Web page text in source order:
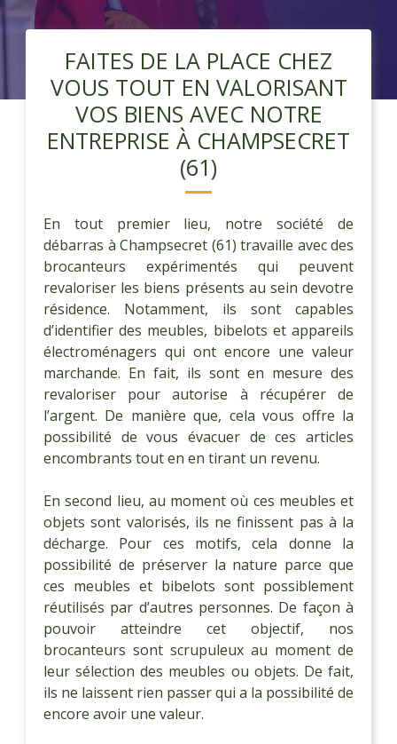
FAITES DE LA PLACE CHEZ
VOUS TOUT EN VALORISANT
VOS BIENS AVEC NOTRE
ENTREPRISE À CHAMPSECRET
(61)
En tout premier lieu, notre société de
débarras à Champsecret (61) travaille avec des
brocanteurs expérimentés qui peuvent
revaloriser les biens présents au sein devotre
résidence. Notamment, ils sont capables
d’identifier des meubles, bibelots et appareils
électroménagers qui ont encore une valeur
marchande. En fait, ils sont en mesure des
revaloriser pour autorise à récupérer de
l’argent. De manière que, cela vous offre la
possibilité de vous évacuer de ces articles
encombrants tout en en tirant un revenu.
En second lieu, au moment où ces meubles et
objets sont valorisés, ils ne finissent pas à la
décharge. Pour ces motifs, cela donne la
possibilité de préserver la nature parce que
ces meubles et bibelots sont possiblement
réutilisés par d’autres personnes. De façon à
pouvoir atteindre cet objectif, nos
brocanteurs sont scrupuleux au moment de
leur sélection des meubles ou objets. De fait,
ils ne laissent rien passer qui a la possibilité de
encore avoir une valeur.